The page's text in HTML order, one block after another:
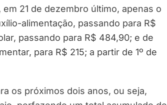
21 de dezembro último, apenas o
alimentação, passando para R$
passando para R$ 484,90; e de
para R$ 215; a partir de 1º de
os próximos dois anos, ou seja,